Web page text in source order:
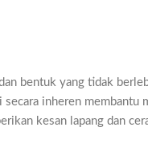
bentuk yang tidak
inheren
kesan lapang dan